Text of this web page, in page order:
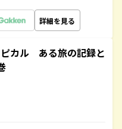
詳細を見る
カル ある旅の記録と